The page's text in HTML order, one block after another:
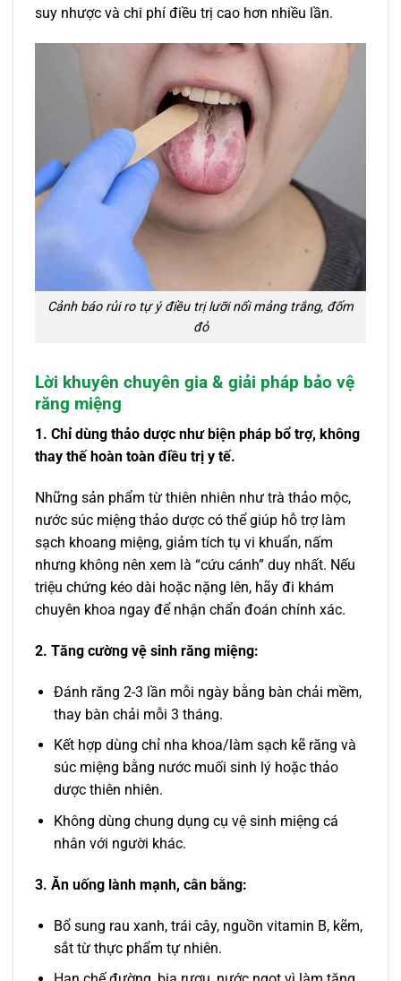
suy nhược và chi phí điều trị cao hơn nhiều lần.
Cảnh báo rủi ro tự ý điều trị lưỡi nổi mảng trắng, đốm
đỏ
Lời khuyên chuyên gia & giải pháp bảo vệ
răng miệng
1. Chỉ dùng thảo dược như biện pháp bổ trợ, không
thay thế hoàn toàn điều trị y tế.
Những sản phẩm từ thiên nhiên như trà thảo mộc,
nước súc miệng thảo dược có thể giúp hỗ trợ làm
sạch khoang miệng, giảm tích tụ vi khuẩn, nấm
nhưng không nên xem là “cứu cánh” duy nhất. Nếu
triệu chứng kéo dài hoặc nặng lên, hãy đi khám
chuyên khoa ngay để nhận chẩn đoán chính xác.
2. Tăng cường vệ sinh răng miệng:
Đánh răng 2-3 lần mỗi ngày bằng bàn chải mềm,
thay bàn chải mỗi 3 tháng.
Kết hợp dùng chỉ nha khoa/làm sạch kẽ răng và
súc miệng bằng nước muối sinh lý hoặc thảo
dược thiên nhiên.
Không dùng chung dụng cụ vệ sinh miệng cá
nhân với người khác.
3. Ăn uống lành mạnh, cân bằng:
Bổ sung rau xanh, trái cây, nguồn vitamin B, kẽm,
sắt từ thực phẩm tự nhiên.